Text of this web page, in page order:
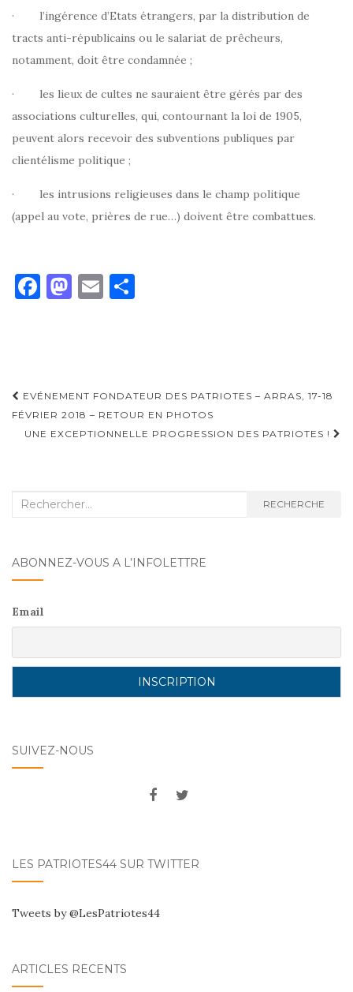
· l’ingérence d’Etats étrangers, par la distribution de
tracts anti-républicains ou le salariat de prêcheurs,
notamment, doit être condamnée ;
· les lieux de cultes ne sauraient être gérés par des
associations culturelles, qui, contournant la loi de 1905,
peuvent alors recevoir des subventions publiques par
clientélisme politique ;
· les intrusions religieuses dans le champ politique
(appel au vote, prières de rue…) doivent être combattues.
F
b
o
o
M
o
n
E
er
Navigation
d'article
EVÉNEMENT FONDATEUR DES PATRIOTES – ARRAS, 17-18
FÉVRIER 2018 – RETOUR EN PHOTOS
UNE EXCEPTIONNELLE PROGRESSION DES PATRIOTES !
Recherche
RECHERCHE
ABONNEZ-VOUS A L’INFOLETTRE
Email
SUIVEZ-NOUS
LES PATRIOTES44 SUR TWITTER
Tweets by @LesPatriotes44
ARTICLES RÉCENTS